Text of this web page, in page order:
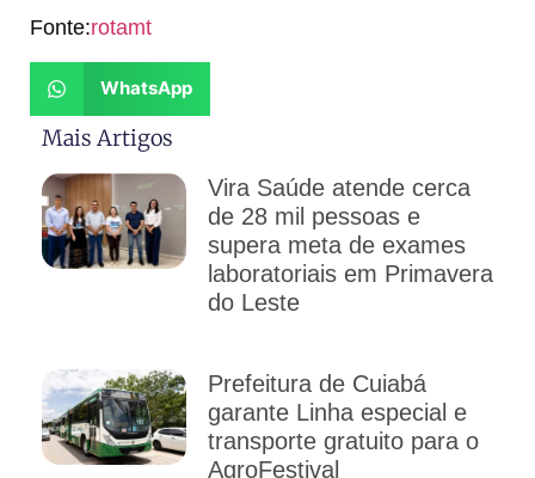
Fonte:rotamt
WhatsApp
Mais Artigos
Vira Saúde atende cerca
de 28 mil pessoas e
supera meta de exames
laboratoriais em Primavera
do Leste
Prefeitura de Cuiabá
garante Linha especial e
transporte gratuito para o
AgroFestival